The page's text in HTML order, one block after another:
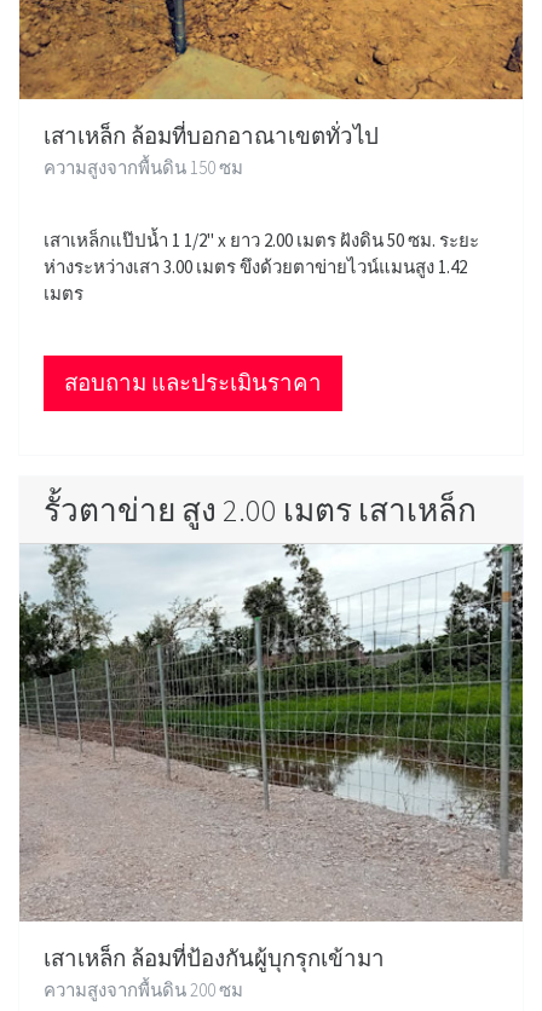
เสาเหล็ก ล้อมที่บอกอาณาเขตทั่วไป
ความสูงจากพื้นดิน 150 ซม
เสาเหล็กแป๊ปน้ำ 1 1/2" x ยาว 2.00 เมตร ฝังดิน 50 ซม. ระยะ
ห่างระหว่างเสา 3.00 เมตร ขึงด้วยตาข่ายไวน์แมนสูง 1.42
เมตร
สอบถาม และประเมินราคา
รั้วตาข่าย สูง 2.00 เมตร เสาเหล็ก
เสาเหล็ก ล้อมที่ป้องกันผู้บุกรุกเข้ามา
ความสูงจากพื้นดิน 200 ซม